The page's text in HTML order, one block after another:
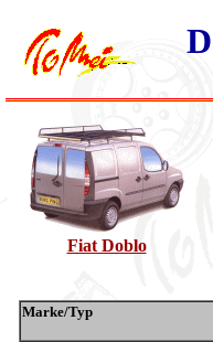
Fiat Doblo
Marke/Typ